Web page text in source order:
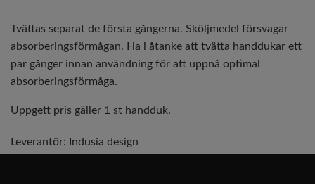
Tvättas separat de första gångerna. Sköljmedel försvagar
absorberingsförmågan. Ha i åtanke att tvätta handdukar ett
par gånger innan användning för att uppnå optimal
absorberingsförmåga.
Uppgett pris gäller 1 st handduk.
Leverantör: Indusia design